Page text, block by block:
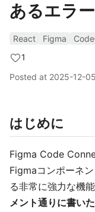
あるエラ
React Figma
1
Posted at 2025-12-05
はじめに
Figma Code
Figmaコンポーネ
る非常に強力な機
メント通りに書い